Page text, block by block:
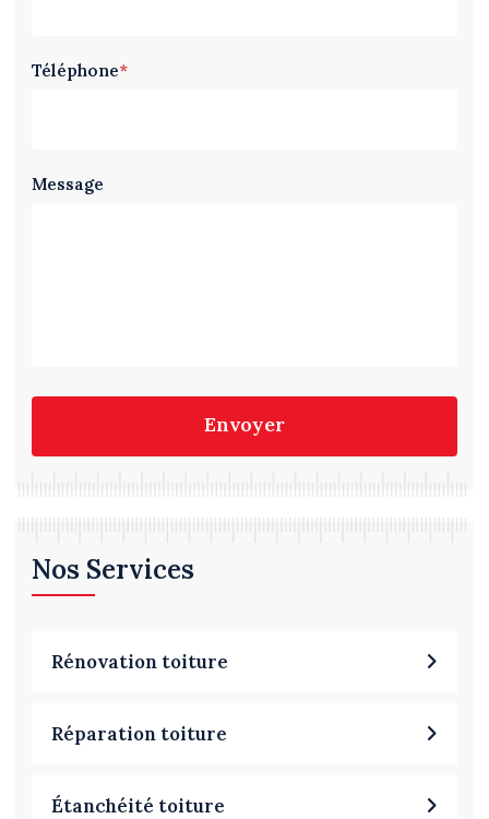
Téléphone*
Message
Envoyer
Nos Services
Rénovation toiture
Réparation toiture
Étanchéité toiture